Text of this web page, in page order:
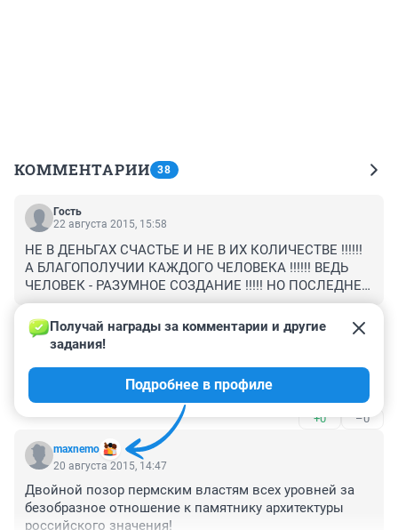
КОММЕНТАРИИ 38
Гость
22 августа 2015, 15:58
НЕ В ДЕНЬГАХ СЧАСТЬЕ И НЕ В ИХ КОЛИЧЕСТВЕ !!!!!!
А БЛАГОПОЛУЧИИ КАЖДОГО ЧЕЛОВЕКА !!!!!! ВЕДЬ
ЧЕЛОВЕК - РАЗУМНОЕ СОЗДАНИЕ !!!!! НО ПОСЛЕДНЕЕ
ВРЕМЯ В СУЩЕСТВО ПРЕВРАЩАЕТСЯ - ДЛЯ
КОТОРОГО ЦЕННО ЛИШЬ МАТЕРИАЛЬНЫЕ БЛАГО ,
НАЖИВА ЗА СЧЕТ ДРУГИХ !!!!!!!!!!!!!
–0
Гость
Кто новый хозяин за сколько продали ?
+0 –0
maxnemo
Получай награды за комментарии и другие
задания!
Подробнее в профиле
20 августа 2015, 14:47
Двойной позор пермским властям всех уровней за
безобразное отношение к памятнику архитектуры
российского значения!